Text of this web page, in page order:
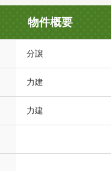
物件概要
分譲
力建
力建